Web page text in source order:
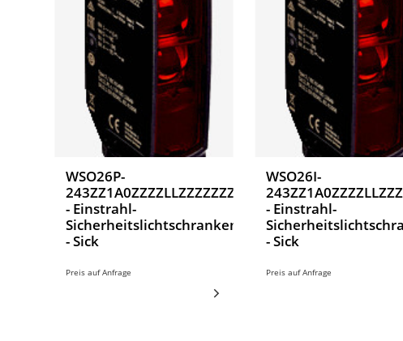
WSO26P-
243ZZ1A0ZZZZLLZZZZZZZZ1
- Einstrahl-
Sicherheitslichtschranken
- Sick
Preis auf Anfrage
WSO26I-
- Einstrahl-
- Sick
Preis auf Anfrage